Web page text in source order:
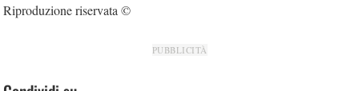
Riproduzione riservata ©
PUBBLICITÀ